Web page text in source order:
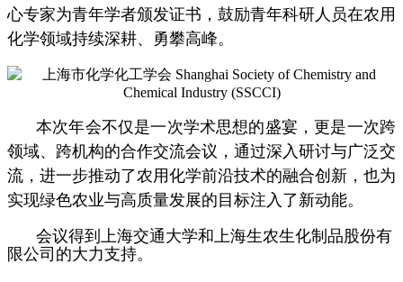
心专家为青年学者颁发证书，鼓励青年科研人员在农用
化学领域持续深耕、勇攀高峰。
本次年会不仅是一次学术思想的盛宴，更是一次跨
领域、跨机构的合作交流会议，通过深入研讨与广泛交
流，进一步推动了农用化学前沿技术的融合创新，也为
实现绿色农业与高质量发展的目标注入了新动能。
会议得到上海交通大学和上海生农生化制品股份有
限公司的大力支持。